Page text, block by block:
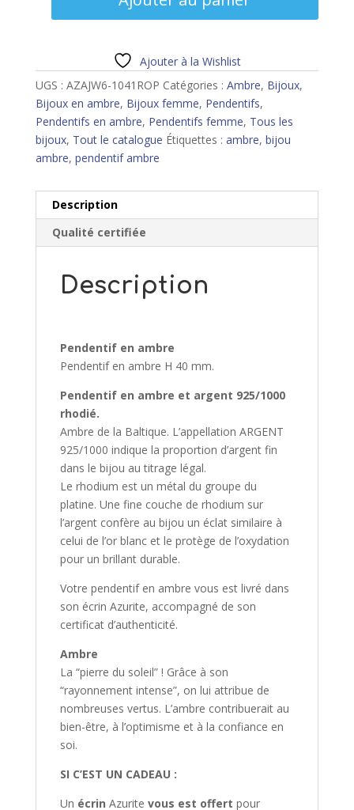
Ajouter à la Wishlist
UGS : AZAJW6-1041ROP Catégories : Ambre, Bijoux,
Bijoux en ambre, Bijoux femme, Pendentifs,
Pendentifs en ambre, Pendentifs femme, Tous les
bijoux, Tout le catalogue Étiquettes : ambre, bijou
ambre, pendentif ambre
Description
Qualité certifiée
Description
Pendentif en ambre
Pendentif en ambre H 40 mm.
Pendentif en ambre et argent 925/1000
rhodié.
Ambre de la Baltique. L’appellation ARGENT
925/1000 indique la proportion d’argent fin
dans le bijou au titrage légal.
Le rhodium est un métal du groupe du
platine. Une fine couche de rhodium sur
l’argent confère au bijou un éclat similaire à
celui de l’or blanc et le protège de l’oxydation
pour un brillant durable.
Votre pendentif en ambre vous est livré dans
son écrin Azurite, accompagné de son
certificat d’authenticité.
Ambre
La “pierre du soleil” ! Grâce à son
“rayonnement intense”, on lui attribue de
nombreuses vertus. L’ambre contribuerait au
bien-être, à l’optimisme et à la confiance en
soi.
SI C’EST UN CADEAU :
Un écrin Azurite vous est offert pour